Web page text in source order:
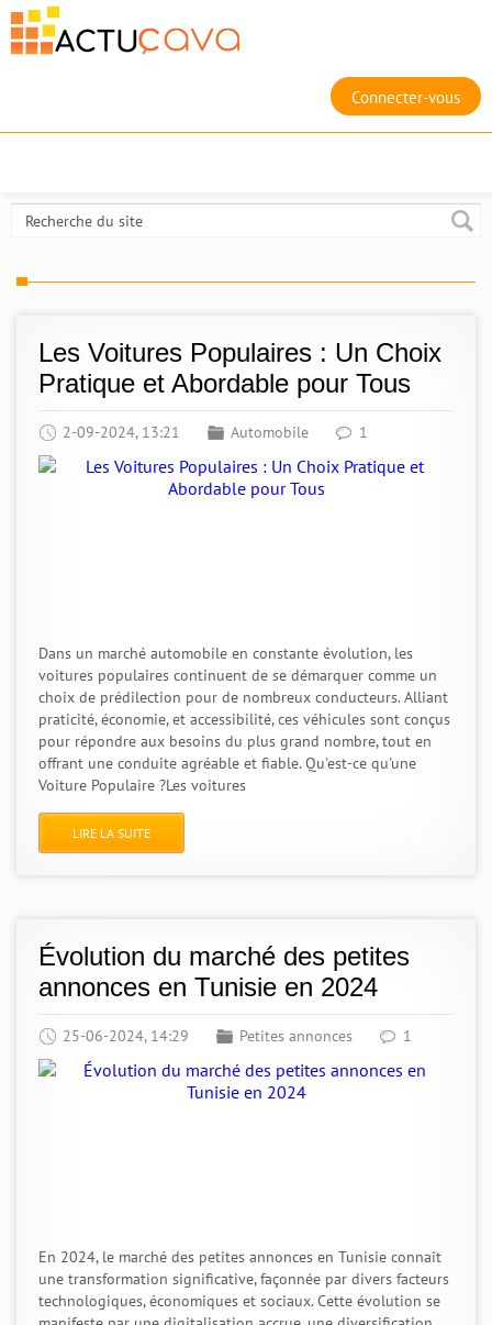
Connecter-vous
Les Voitures Populaires : Un Choix
Pratique et Abordable pour Tous
2-09-2024, 13:21 Automobile 1
Dans un marché automobile en constante évolution, les
voitures populaires continuent de se démarquer comme un
choix de prédilection pour de nombreux conducteurs. Alliant
praticité, économie, et accessibilité, ces véhicules sont conçus
pour répondre aux besoins du plus grand nombre, tout en
offrant une conduite agréable et fiable. Qu'est-ce qu'une
Voiture Populaire ?Les voitures
LIRE LA SUITE
Évolution du marché des petites
annonces en Tunisie en 2024
25-06-2024, 14:29 Petites annonces 1
En 2024, le marché des petites annonces en Tunisie connaît
une transformation significative, façonnée par divers facteurs
technologiques, économiques et sociaux. Cette évolution se